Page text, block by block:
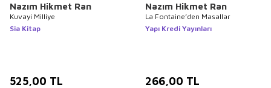
Nazım Hikmet Ran
Kuvayi Milliye
Sia Kitap
525,00 TL
Nazım Hikmet Ran
La Fontaine’den Masallar
Yapı Kredi Yayınları
266,00 TL